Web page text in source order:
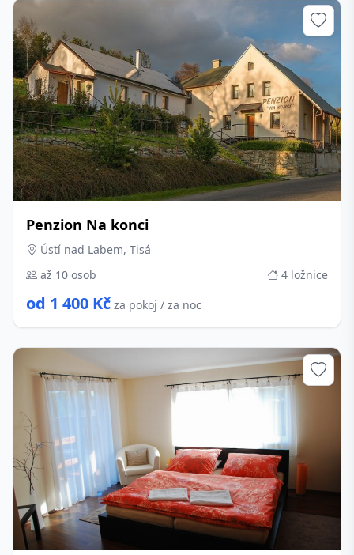
Penzion Na konci
Ústí nad Labem, Tisá
až 10 osob
4 ložnice
od 1 400 Kč za pokoj / za noc